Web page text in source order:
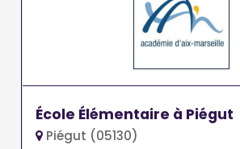
École Élémentaire à Piégut
Piégut (05130)